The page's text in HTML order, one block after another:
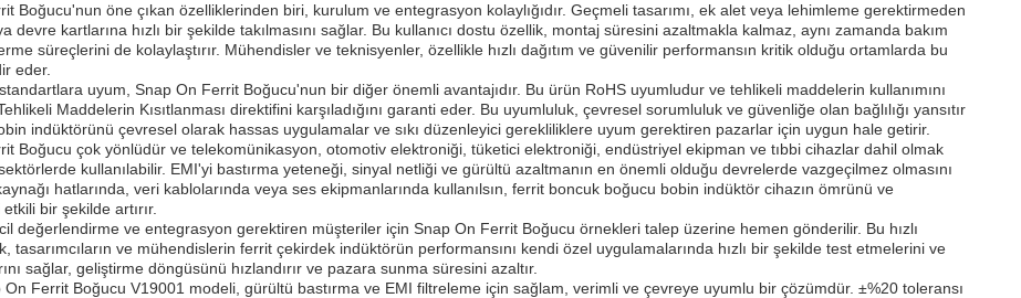
Boğucu'nun öne çıkan özelliklerinden biri, kurulum ve entegrasyon kolaylığıdır. Geçmeli tasarımı, ek alet veya lehimleme gerektirmeden
devre kartlarına hızlı bir şekilde takılmasını sağlar. Bu kullanıcı dostu özellik, montaj süresini azaltmakla kalmaz, aynı zamanda bakım
süreçlerini de kolaylaştırır. Mühendisler ve teknisyenler, özellikle hızlı dağıtım ve güvenilir performansın kritik olduğu ortamlarda bu
eder.
uyum, Snap On Ferrit Boğucu'nun bir diğer önemli avantajıdır. Bu ürün RoHS uyumludur ve tehlikeli maddelerin kullanımını
Maddelerin Kısıtlanması direktifini karşıladığını garanti eder. Bu uyumluluk, çevresel sorumluluk ve güvenliğe olan bağlılığı yansıtır
indüktörünü çevresel olarak hassas uygulamalar ve sıkı düzenleyici gerekliliklere uyum gerektiren pazarlar için uygun hale getirir.
Boğucu çok yönlüdür ve telekomünikasyon, otomotiv elektroniği, tüketici elektroniği, endüstriyel ekipman ve tıbbi cihazlar dahil olmak
kullanılabilir. EMI'yi bastırma yeteneği, sinyal netliği ve gürültü azaltmanın en önemli olduğu devrelerde vazgeçilmez olmasını
hatlarında, veri kablolarında veya ses ekipmanlarında kullanılsın, ferrit boncuk boğucu bobin indüktör cihazın ömrünü ve
bir şekilde artırır.
değerlendirme ve entegrasyon gerektiren müşteriler için Snap On Ferrit Boğucu örnekleri talep üzerine hemen gönderilir. Bu hızlı
tasarımcıların ve mühendislerin ferrit çekirdek indüktörün performansını kendi özel uygulamalarında hızlı bir şekilde test etmelerini ve
sağlar, geliştirme döngüsünü hızlandırır ve pazara sunma süresini azaltır.
On Ferrit Boğucu V19001 modeli, gürültü bastırma ve EMI filtreleme için sağlam, verimli ve çevreye uyumlu bir çözümdür. ±%20 toleransı